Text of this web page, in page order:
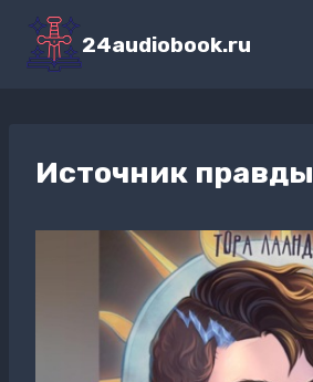
Перейти
содержимому
24audiobook.ru
Источник правды